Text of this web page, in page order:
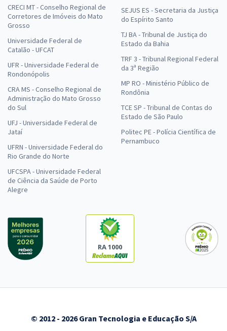
CRECI MT - Conselho Regional de
Corretores de Imóveis do Mato
Grosso
Universidade Federal de
Catalão - UFCAT
UFR - Universidade Federal de
Rondonópolis
CRA MS - Conselho Regional de
Administração do Mato Grosso
do Sul
UFJ - Universidade Federal de
Jataí
UFRN - Universidade Federal do
Rio Grande do Norte
UFCSPA - Universidade Federal
de Ciência da Saúde de Porto
Alegre
SEJUS ES - Secretaria da Justiça
do Espírito Santo
TJ BA - Tribunal de Justiça do
Estado da Bahia
TRF 3 - Tribunal Regional Federal
da 3ª Região
MP RO - Ministério Público de
Rondônia
TCE SP - Tribunal de Contas do
Estado de São Paulo
Politec PE - Polícia Científica de
Pernambuco
RA 1000
© 2012 - 2026 Gran Tecnologia e Educação S/A